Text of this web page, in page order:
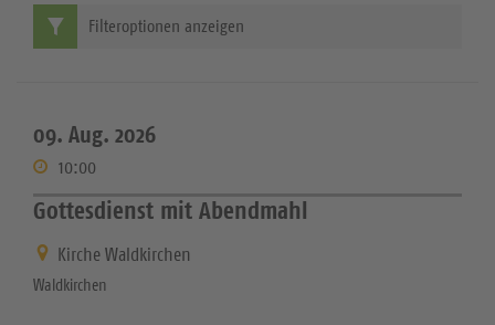
09. Aug. 2026
10:00
Gottesdienst mit Abendmahl
Kirche Waldkirchen
Waldkirchen
Filteroptionen anzeigen